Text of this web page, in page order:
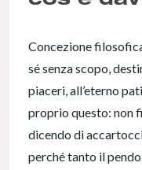
Concezione
sé senza scopo,
piaceri, all’eterno
proprio questo: non
dicendo di
perché tanto il